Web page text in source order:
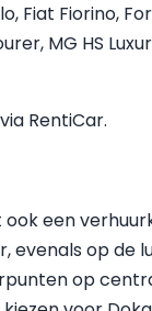
Fiat Fiorino,
MG HS
RentiCar.
een
evenals op
op